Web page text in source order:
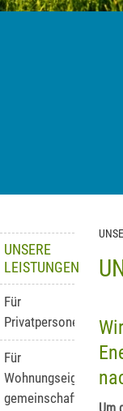
UNSERE
LEISTUNGEN
Für
Privatpersonen
Für
gemeinschaften